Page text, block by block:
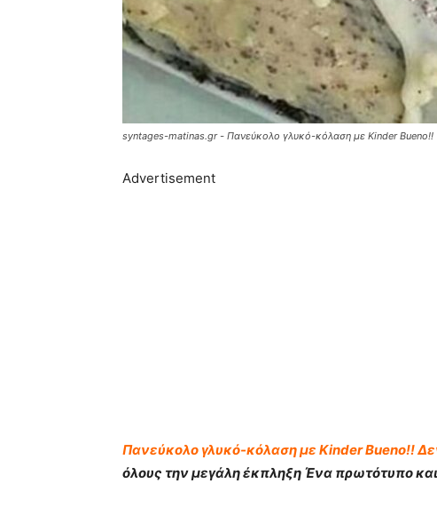
syntages-matinas.gr - Πανεύκολο γλυκό-κόλαση με Kinder Bueno!!
Advertisement
Πανεύκολο γλυκό-κόλαση με Kinder Bueno!!
όλους την μεγάλη έκπληξη Ένα πρωτότυπο